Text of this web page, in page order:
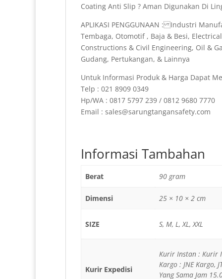
Coating Anti Slip ? Aman Digunakan Di
APLIKASI PENGGUNAAN : Industri
Tembaga, Otomotif , Baja & Besi,
Constructions & Civil Engineering, Oil &
Gudang, Pertukangan, & Lainnya
Untuk Informasi Produk & Harga Dapat
Telp : 021 8909 0349
Hp/WA : 0817 5797 239 / 0812 9680 7770
Email : sales@sarungtangansafety.com
Informasi Tambahan
Berat 90 gram
Dimensi 25 × 10 × 2 cm
SIZE S, M, L, XL, XXL
Kurir Expedisi
Kurir Instan : Kurir
Kargo : JNE Kargo,
Yang Sama Jam